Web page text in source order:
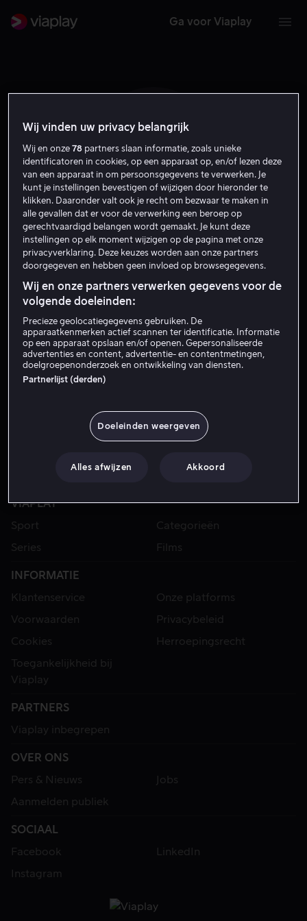
Ga voor Viaplay
N O O
Nils Ole Oftebro
Verteller
VIAPLAY
Sport
Categorieën
Series
Films
INFORMATIE
Klantenservice
Onze platforms
Voorwaarden
Privacybeleid
Cookies
Herroepingsrecht
Toegankelijkheid bij
Viaplay
PARTNERS
Viaplay inbegrepen
OVER ONS
Pers & Nieuws
Jobs
Aanmelden publiek
SOCIAAL
Facebook
LinkedIn
Instagram
Wij vinden uw privacy belangrijk
Wij en onze78 partners slaan informatie, zoals unieke
identificatoren in cookies, op een apparaat op, en/of lezen deze
van een apparaat in om persoonsgegevens te verwerken. Je
kunt je instellingen bevestigen of wijzigen door hieronder te
klikken. Daaronder valt ook je recht om bezwaar te maken in
alle gevallen dat er voor de verwerking een beroep op
gerechtvaardigd belangen wordt gemaakt. Je kunt deze
instellingen op elk moment wijzigen op de pagina met onze
privacyverklaring. Deze keuzes worden aan onze partners
doorgegeven en hebben geen invloed op browsegegevens.
Wij en onze partners verwerken gegevens voor de
volgende doeleinden:
Precieze geolocatiegegevens gebruiken. De
apparaatkenmerken actief scannen ter identificatie. Informatie
op een apparaat opslaan en/of openen. Gepersonaliseerde
advertenties en content, advertentie- en contentmetingen,
doelgroepenonderzoek en ontwikkeling van diensten.
Partnerlijst (derden)
Doeleinden weergeven
Alles afwijzen Akkoord